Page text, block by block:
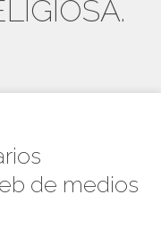
de medios